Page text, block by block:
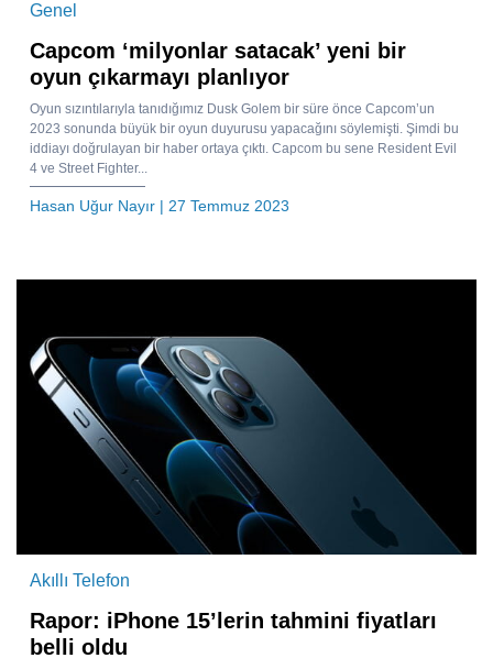
Genel
Capcom ‘milyonlar satacak’ yeni bir
oyun çıkarmayı planlıyor
Oyun sızıntılarıyla tanıdığımız Dusk Golem bir süre önce Capcom’un
2023 sonunda büyük bir oyun duyurusu yapacağını söylemişti. Şimdi bu
iddiayı doğrulayan bir haber ortaya çıktı. Capcom bu sene Resident Evil
4 ve Street Fighter...
Hasan Uğur Nayır | 27 Temmuz 2023
Akıllı Telefon
Rapor: iPhone 15’lerin tahmini fiyatları
belli oldu